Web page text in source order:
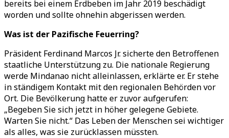
bereits bei einem Erdbeben im Jahr 2019 beschädigt
worden und sollte ohnehin abgerissen werden.
Was ist der Pazifische Feuerring?
Präsident Ferdinand Marcos Jr. sicherte den Betroffenen
staatliche Unterstützung zu. Die nationale Regierung
werde Mindanao nicht alleinlassen, erklärte er. Er stehe
in ständigem Kontakt mit den regionalen Behörden vor
Ort. Die Bevölkerung hatte er zuvor aufgerufen:
„Begeben Sie sich jetzt in höher gelegene Gebiete.
Warten Sie nicht.“ Das Leben der Menschen sei wichtiger
als alles, was sie zurücklassen müssten.